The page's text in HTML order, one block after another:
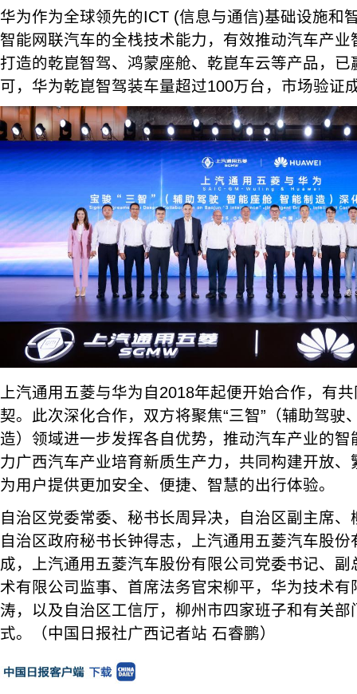
华为作为全球领先的ICT (信息与通信)基础设施和
智能网联汽车的全栈技术能力，有效推动汽车产
打造的乾崑智驾、鸿蒙座舱、乾崑车云等产品，已
可，华为乾崑智驾装车量超过100万台，市场验证
上汽通用五菱与华为自2018年起便开始合作，有
契。此次深化合作，双方将聚焦“三智”（辅助驾驶
造）领域进一步发挥各自优势，推动汽车产业的
力广西汽车产业培育新质生产力，共同构建开放
为用户提供更加安全、便捷、智慧的出行体验。
自治区党委常委、秘书长周异决，自治区副主席
自治区政府秘书长钟得志，上汽通用五菱汽车股
成，上汽通用五菱汽车股份有限公司党委书记、
术有限公司监事、首席法务官宋柳平，华为技术有
涛，以及自治区工信厅，柳州市四家班子和有关
式。（中国日报社广西记者站 石睿鹏）